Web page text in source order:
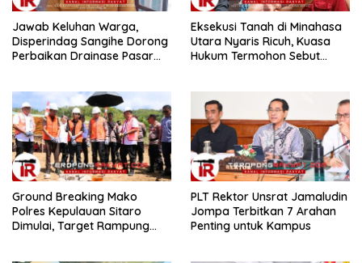
Jawab Keluhan Warga,
Disperindag Sangihe Dorong
Perbaikan Drainase Pasar
Eksekusi Tanah di Minahasa
Utara Nyaris Ricuh, Kuasa
Hukum Termohon Sebut
Ground Breaking Mako
Polres Kepulauan Sitaro
Dimulai, Target Rampung
​PLT Rektor Unsrat Jamaludin
Jompa Terbitkan 7 Arahan
Penting untuk Kampus